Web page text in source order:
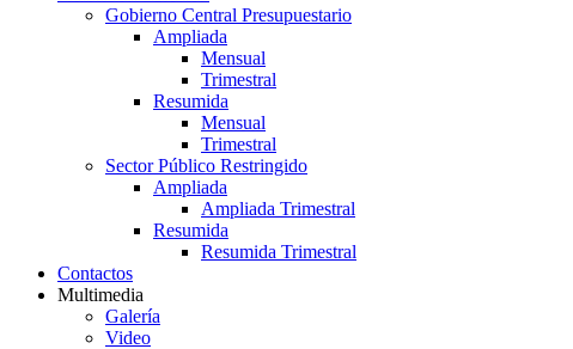
Gobierno Central Presupuestario
Ampliada
Mensual
Trimestral
Resumida
Mensual
Trimestral
Sector Público Restringido
Ampliada
Ampliada Trimestral
Resumida
Resumida Trimestral
Contactos
Multimedia
Galería
Video